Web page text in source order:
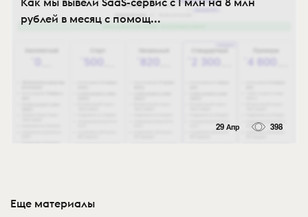
рублей в месяц с помощ...
29 Апр 398
Еще материалы